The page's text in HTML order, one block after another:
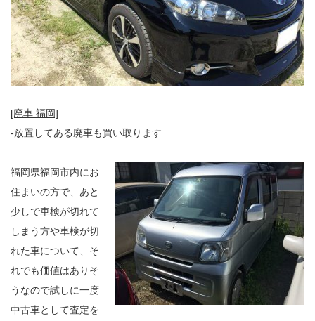
[廃車 福岡]
-放置してある廃車も買い取ります
福岡県福岡市内にお
住まいの方で、あと
少しで車検が切れて
しまう方や車検が切
れた車について、そ
れでも価値はありそ
うなので試しに一度
中古車として査定を